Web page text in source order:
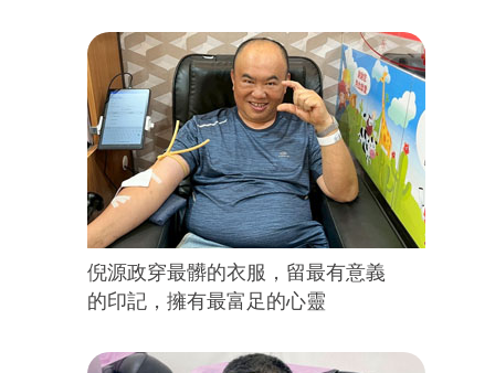
倪源政穿最髒的衣服，留最有意義
的印記，擁有最富足的心靈